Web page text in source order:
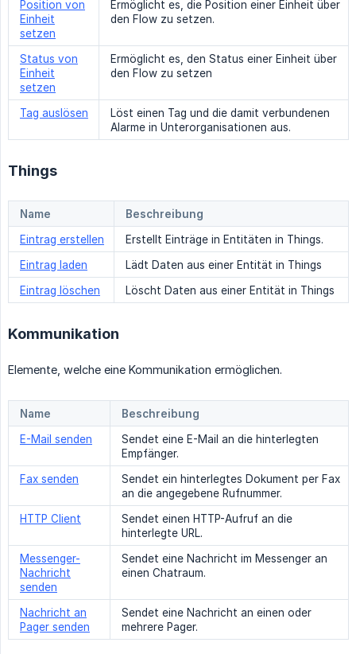
Position von
Einheit
setzen
Ermöglicht es, die Position einer Einheit über
den Flow zu setzen.
Status von
Einheit
setzen
Ermöglicht es, den Status einer Einheit über
den Flow zu setzen
Tag auslösen
Löst einen Tag und die damit verbundenen
Alarme in Unterorganisationen aus.
Things
Name
Beschreibung
Eintrag erstellen
Erstellt Einträge in Entitäten in Things.
Eintrag laden
Lädt Daten aus einer Entität in Things
Eintrag löschen
Löscht Daten aus einer Entität in Things
Kommunikation
Elemente, welche eine Kommunikation ermöglichen.
Name
Beschreibung
E-Mail senden
Sendet eine E-Mail an die hinterlegten
Empfänger.
Fax senden
Sendet ein hinterlegtes Dokument per Fax
an die angegebene Rufnummer.
HTTP Client
Sendet einen HTTP-Aufruf an die
hinterlegte URL.
Messenger-
Nachricht
senden
Sendet eine Nachricht im Messenger an
einen Chatraum.
Nachricht an
Pager senden
Sendet eine Nachricht an einen oder
mehrere Pager.